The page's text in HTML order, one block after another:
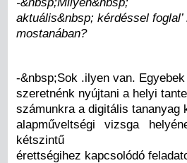
aktuális&nbsp; kérdéssel
mostanában?
-&nbsp;Sok .ilyen van.
szeretnénk nyújtani a helyi
számunkra a digitális
alapműveltségi vizsga
kétszintű
érettségihez kapcsolódó